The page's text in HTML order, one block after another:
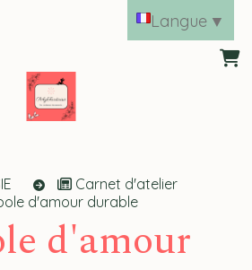
Carnet d'atelier
d'amour durable
Langue ▼